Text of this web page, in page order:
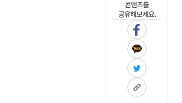
콘텐츠를
공유해보세요.